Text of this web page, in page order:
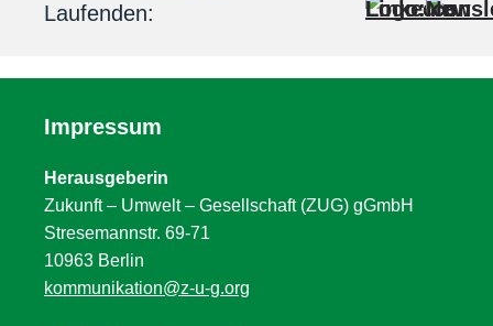
Laufenden:
Impressum
Herausgeberin
Zukunft – Umwelt – Gesellschaft (ZUG) gGmbH
Stresemannstr. 69-71
10963 Berlin
kommunikation@z-u-g.org